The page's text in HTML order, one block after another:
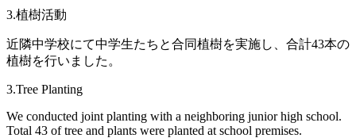
3.植樹活動
近隣中学校にて中学生たちと合同植樹を実施し、合計43本の
植樹を行いました。
3.Tree Planting
We conducted joint planting with a neighboring junior high school.
Total 43 of tree and plants were planted at school premises.